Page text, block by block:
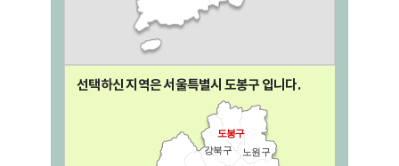
선택하신 지역은 서울특별시 도봉구입니다.
도봉구
강북구
노원구